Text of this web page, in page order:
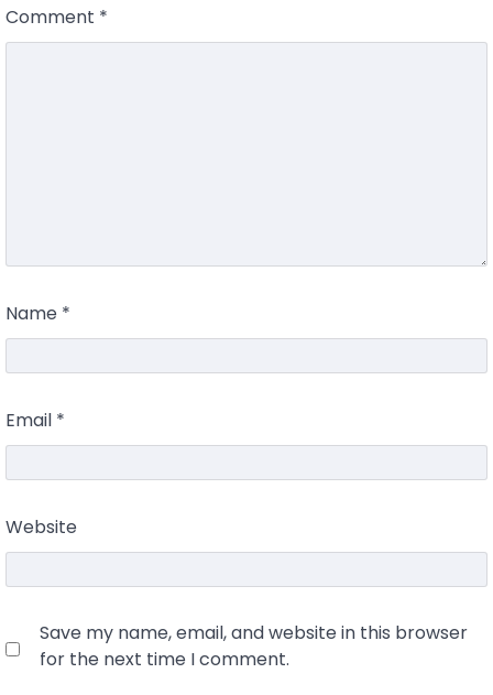
Comment *
Name *
Email *
Website
Save my name, email, and website in this browser
for the next time I comment.